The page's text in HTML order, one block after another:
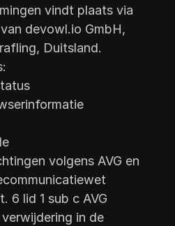
vindt plaats via
devowl.io GmbH,
Duitsland.
volgens AVG en
6 lid 1 sub c AVG
in de